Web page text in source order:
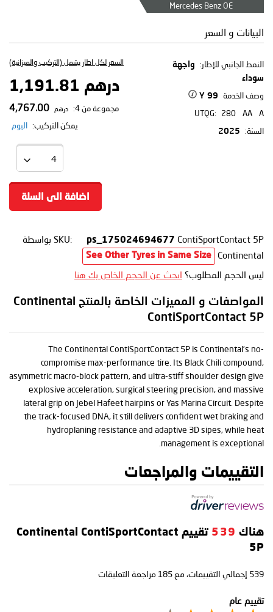
Mercedes Benz OE
البيانات و السعر
النمط الجانبي للإطار:
واجهة
سوداء
وصف الخدمة 99 Y
UTQG: 280 AA
A
السنة:
2025
السعر لكل اطار يشمل (التركيب والميزانية)
درهم 1,191.81
مجموعة من 4: درهم
يمكن التركيب: اليوم
اضافة الى السلة
SKU: ps_175024694677 ContiSportContact 5P
بواسطة
Continental
See Other Tyres in Same Size
ليس الحجم المطلوب؟ ابحث عن الحجم الخاص بك هنا
المواصفات و المميزات الخاصة بالمنتج Continental
ContiSportContact 5P
The Continental ContiSportContact 5P is Continental’s no-
compromise max-performance tire. Its Black Chili compound,
asymmetric macro-block pattern, and ultra-stiff shoulder design give
explosive acceleration, surgical steering precision, and massive
lateral grip on Jebel Hafeet hairpins or Yas Marina Circuit. Despite
the track-focused DNA, it still delivers confident wet braking and
hydroplaning resistance and adaptive 3D sipes, while heat
management is exceptional.
التقييمات والمراجعات
هناك 539
تقييم Continental ContiSportContact
5P
539 إجمالي التقييمات، مع 185 مراجعة التعليقات
تقييم عام